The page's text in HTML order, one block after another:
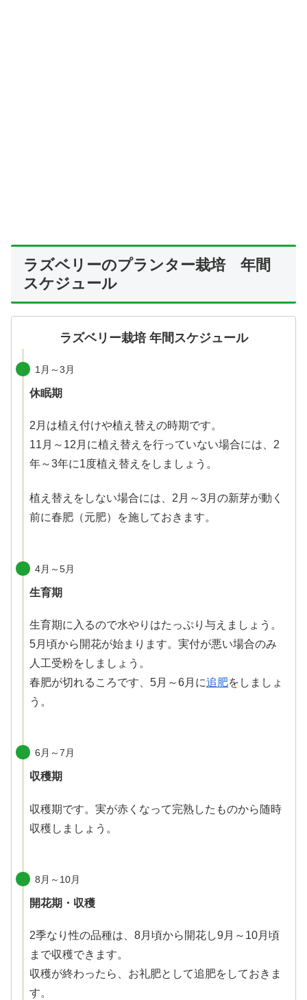
ラズベリーのプランター栽培 年間
スケジュール
ラズベリー栽培 年間スケジュール
1月～3月
休眠期
2月は植え付けや植え替えの時期です。
11月～12月に植え替えを行っていない場合には、2
年～3年に1度植え替えをしましょう。
植え替えをしない場合には、2月～3月の新芽が動く
前に春肥（元肥）を施しておきます。
4月～5月
生育期
生育期に入るので水やりはたっぷり与えましょう。
5月頃から開花が始まります。実付が悪い場合のみ
人工受粉をしましょう。
春肥が切れるころです、5月～6月に追肥をしましょ
う。
6月～7月
収穫期
収穫期です。実が赤くなって完熟したものから随時
収穫しましょう。
8月～10月
開花期・収穫
2季なり性の品種は、8月頃から開花し9月～10月頃
まで収穫できます。
収穫が終わったら、お礼肥として追肥をしておきま
す。